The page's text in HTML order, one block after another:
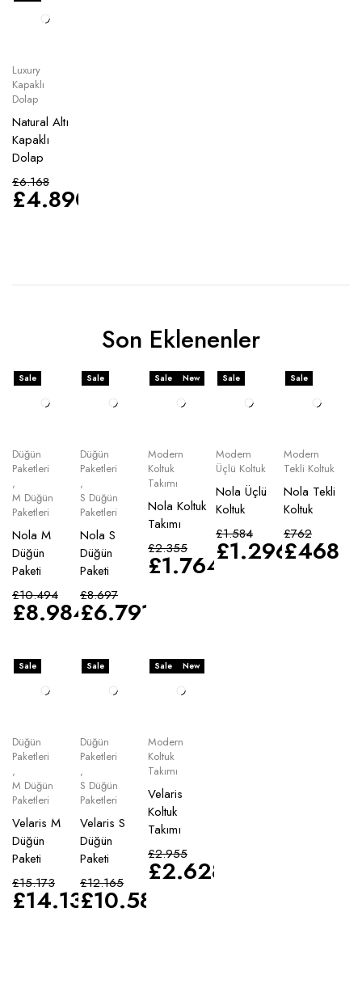
Luxury
Kapaklı
Dolap
Natural Altı
Kapaklı
Dolap
£6.168
£4.890
Son Eklenenler
Sale
Düğün
Paketleri
,
M Düğün
Paketleri
Nola M
Düğün
Paketi
£10.494
£8.984
Sale
Düğün
Paketleri
,
S Düğün
Paketleri
Nola S
Düğün
Paketi
£8.697
£6.791
Sale New
Modern
Koltuk
Takımı
Nola Koltuk
Takımı
£2.355
£1.764
Sale
Modern
Üçlü Koltuk
Nola Üçlü
Koltuk
£1.584
£1.296
Sale
Modern
Tekli Koltuk
Nola Tekli
Koltuk
£762
£468
Sale
Düğün
Paketleri
,
M Düğün
Paketleri
Velaris M
Düğün
Paketi
£15.173
£14.135
Sale
Düğün
Paketleri
,
S Düğün
Paketleri
Velaris S
Düğün
Paketi
£12.165
£10.583
Sale New
Modern
Koltuk
Takımı
Velaris
Koltuk
Takımı
£2.955
£2.628